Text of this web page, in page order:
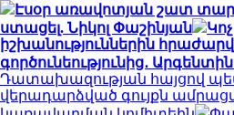
Էսօր առավոտյան շատ
ստացել. Նիկոլ Փաշինյան
իշխանություններին
գործունեությունից․
Դատախազության հայցով
վերադարձված գույքն